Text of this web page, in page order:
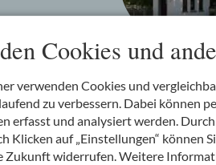
Pestzeit 1634/35, als von
für die Opfer
wo in unmittelbarer
Cookies und
verwenden Cookies und
zu verbessern. Dabei können
erfasst und analysiert werden.
Klicken auf „Einstellungen“
Zukunft widerrufen. Weitere